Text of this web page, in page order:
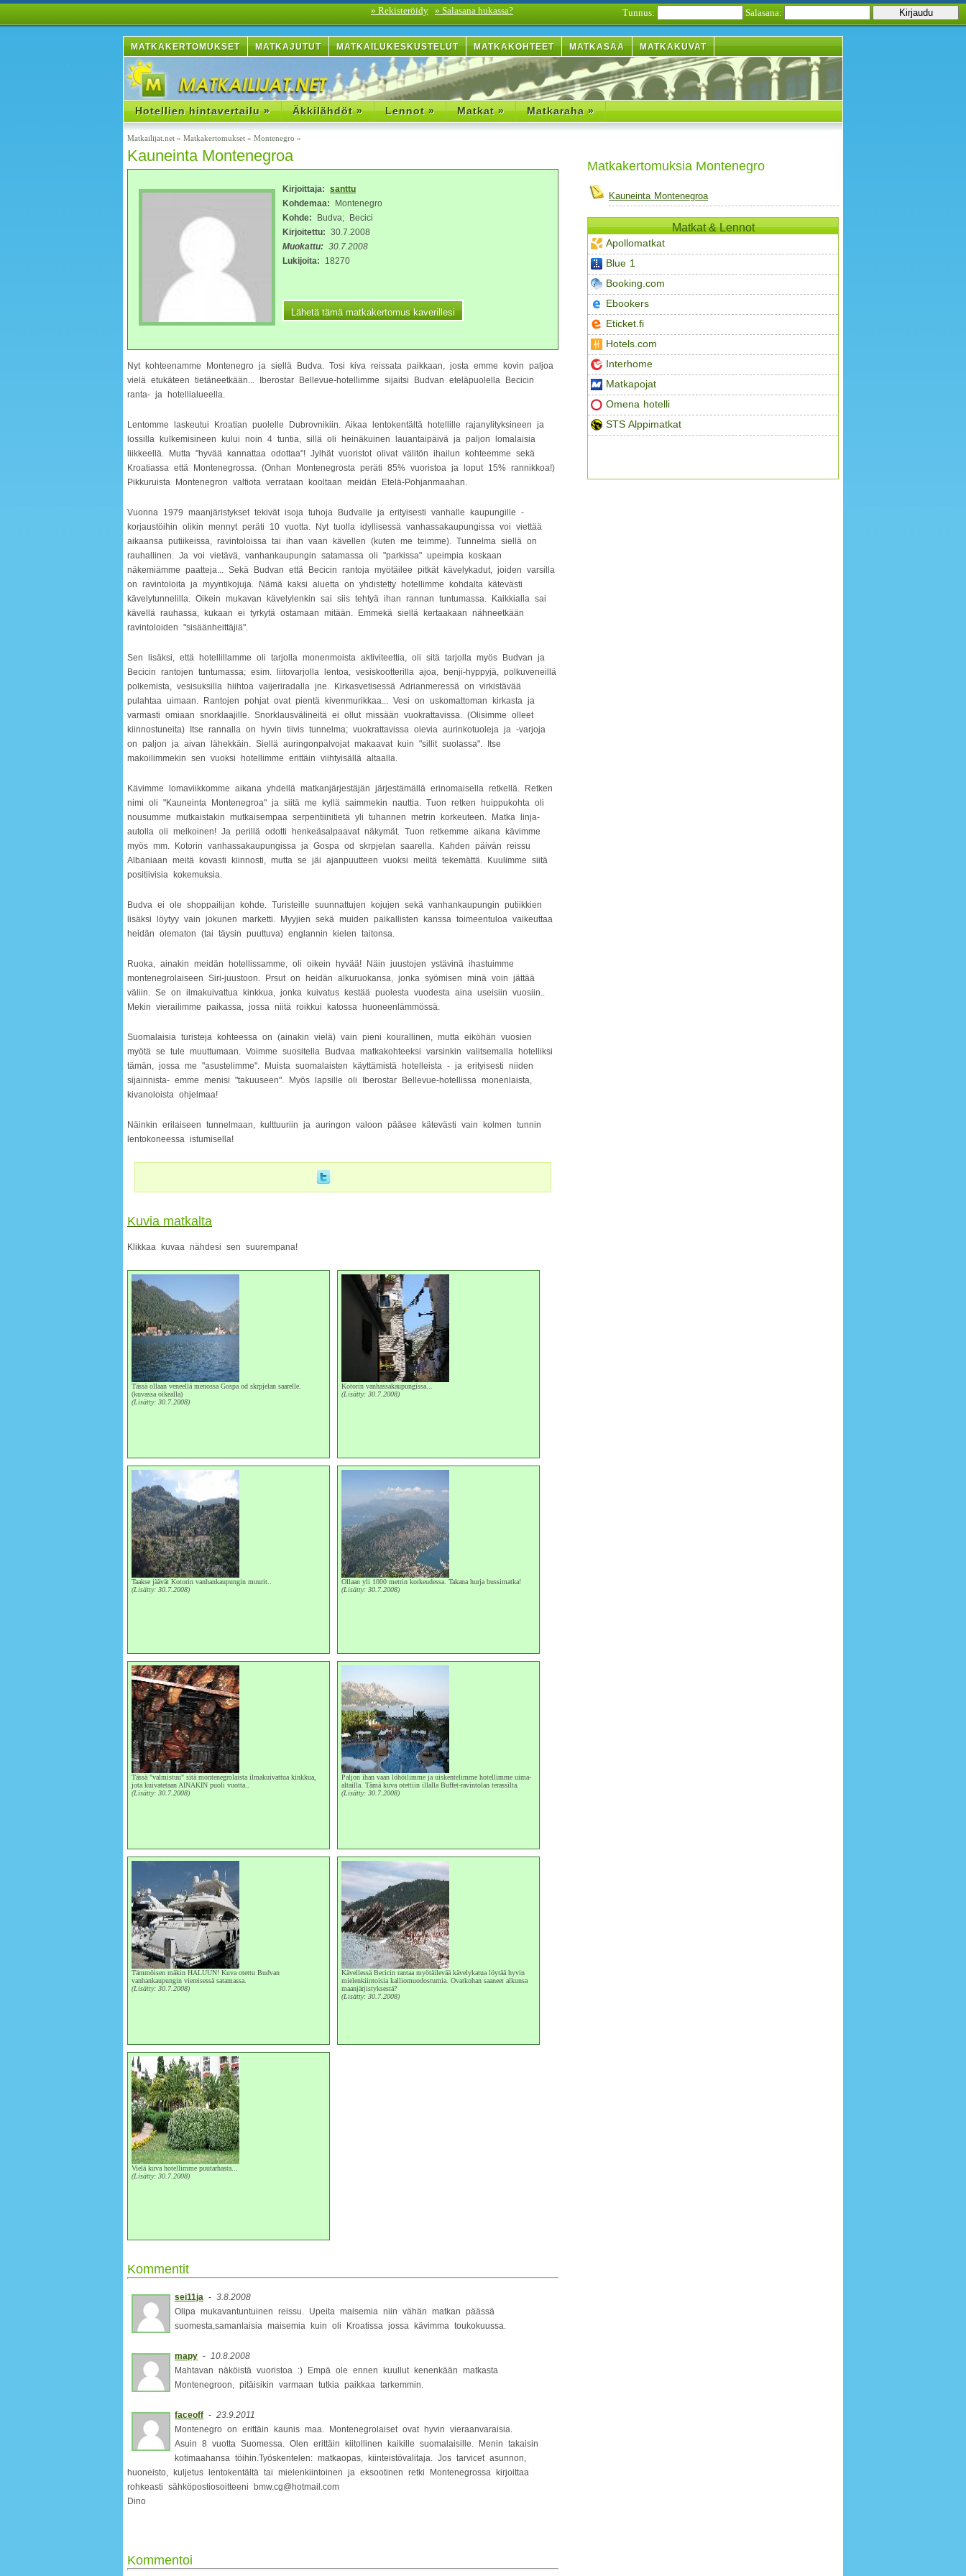
Tunnus: Salasana:
» Rekisteröidy » Salasana hukassa?
MATKAKERTOMUKSET MATKAJUTUT MATKAILUKESKUSTELUT MATKAKOHTEET MATKASÄÄ MATKAKUVAT
Hotellien hintavertailu » Äkkilähdöt » Lennot » Matkat » Matkaraha »
Matkakertomuksia Montenegro
Kauneinta Montenegroa
Matkat & Lennot
Apollomatkat
Blue 1
Booking.com
Ebookers
Eticket.fi
Hotels.com
Interhome
Matkapojat
Omena hotelli
STS Alppimatkat
Matkailijat.net » Matkakertomukset » Montenegro »
Kauneinta Montenegroa
Kirjoittaja: santtu
Kohdemaa: Montenegro
Kohde: Budva; Becici
Kirjoitettu: 30.7.2008
Muokattu: 30.7.2008
Lukijoita: 18270
Nyt kohteenamme Montenegro ja siellä Budva. Tosi kiva reissata paikkaan, josta emme kovin paljoa
vielä etukäteen tietäneetkään... Iberostar Bellevue-hotellimme sijaitsi Budvan eteläpuolella Becicin
ranta- ja hotellialueella.
Lentomme laskeutui Kroatian puolelle Dubrovnikiin. Aikaa lentokentältä hotellille rajanylityksineen ja
lossilla kulkemisineen kului noin 4 tuntia, sillä oli heinäkuinen lauantaipäivä ja paljon lomalaisia
liikkeellä. Mutta "hyvää kannattaa odottaa"! Jylhät vuoristot olivat välitön ihailun kohteemme sekä
Kroatiassa että Montenegrossa. (Onhan Montenegrosta peräti 85% vuoristoa ja loput 15% rannikkoa!)
Pikkuruista Montenegron valtiota verrataan kooltaan meidän Etelä-Pohjanmaahan.
Vuonna 1979 maanjäristykset tekivät isoja tuhoja Budvalle ja erityisesti vanhalle kaupungille -
korjaustöihin olikin mennyt peräti 10 vuotta. Nyt tuolla idyllisessä vanhassakaupungissa voi viettää
aikaansa putiikeissa, ravintoloissa tai ihan vaan kävellen (kuten me teimme). Tunnelma siellä on
rauhallinen. Ja voi vietävä, vanhankaupungin satamassa oli "parkissa" upeimpia koskaan
näkemiämme paatteja... Sekä Budvan että Becicin rantoja myötäilee pitkät kävelykadut, joiden varsilla
on ravintoloita ja myyntikojuja. Nämä kaksi aluetta on yhdistetty hotellimme kohdalta kätevästi
kävelytunnelilla. Oikein mukavan kävelylenkin sai siis tehtyä ihan rannan tuntumassa. Kaikkialla sai
kävellä rauhassa, kukaan ei tyrkytä ostamaan mitään. Emmekä siellä kertaakaan nähneetkään
ravintoloiden "sisäänheittäjiä".
Sen lisäksi, että hotellillamme oli tarjolla monenmoista aktiviteettia, oli sitä tarjolla myös Budvan ja
Becicin rantojen tuntumassa; esim. liitovarjolla lentoa, vesiskootterilla ajoa, benji-hyppyjä, polkuveneillä
polkemista, vesisuksilla hiihtoa vaijeriradalla jne. Kirkasvetisessä Adrianmeressä on virkistävää
pulahtaa uimaan. Rantojen pohjat ovat pientä kivenmurikkaa... Vesi on uskomattoman kirkasta ja
varmasti omiaan snorklaajille. Snorklausvälineitä ei ollut missään vuokrattavissa. (Olisimme olleet
kiinnostuneita) Itse rannalla on hyvin tiivis tunnelma; vuokrattavissa olevia aurinkotuoleja ja -varjoja
on paljon ja aivan lähekkäin. Siellä auringonpalvojat makaavat kuin "sillit suolassa". Itse
makoilimmekin sen vuoksi hotellimme erittäin viihtyisällä altaalla.
Kävimme lomaviikkomme aikana yhdellä matkanjärjestäjän järjestämällä erinomaisella retkellä. Retken
nimi oli "Kauneinta Montenegroa" ja siitä me kyllä saimmekin nauttia. Tuon retken huippukohta oli
nousumme mutkaistakin mutkaisempaa serpentiinitietä yli tuhannen metrin korkeuteen. Matka linja-
autolla oli melkoinen! Ja perillä odotti henkeäsalpaavat näkymät. Tuon retkemme aikana kävimme
myös mm. Kotorin vanhassakaupungissa ja Gospa od skrpjelan saarella. Kahden päivän reissu
Albaniaan meitä kovasti kiinnosti, mutta se jäi ajanpuutteen vuoksi meiltä tekemättä. Kuulimme siitä
positiivisia kokemuksia.
Budva ei ole shoppailijan kohde. Turisteille suunnattujen kojujen sekä vanhankaupungin putiikkien
lisäksi löytyy vain jokunen marketti. Myyjien sekä muiden paikallisten kanssa toimeentuloa vaikeuttaa
heidän olematon (tai täysin puuttuva) englannin kielen taitonsa.
Ruoka, ainakin meidän hotellissamme, oli oikein hyvää! Näin juustojen ystävinä ihastuimme
montenegrolaiseen Siri-juustoon. Prsut on heidän alkuruokansa, jonka syömisen minä voin jättää
väliin. Se on ilmakuivattua kinkkua, jonka kuivatus kestää puolesta vuodesta aina useisiin vuosiin..
Mekin vierailimme paikassa, jossa niitä roikkui katossa huoneenlämmössä.
Suomalaisia turisteja kohteessa on (ainakin vielä) vain pieni kourallinen, mutta eiköhän vuosien
myötä se tule muuttumaan. Voimme suositella Budvaa matkakohteeksi varsinkin valitsemalla hotelliksi
tämän, jossa me "asustelimme". Muista suomalaisten käyttämistä hotelleista - ja erityisesti niiden
sijainnista- emme menisi "takuuseen". Myös lapsille oli Iberostar Bellevue-hotellissa monenlaista,
kivanoloista ohjelmaa!
Näinkin erilaiseen tunnelmaan, kulttuuriin ja auringon valoon pääsee kätevästi vain kolmen tunnin
lentokoneessa istumisella!
Kuvia matkalta
Klikkaa kuvaa nähdesi sen suurempana!
Tässä ollaan veneellä menossa Gospa od skrpjelan saarelle.
(kuvassa oikealla)
(Lisätty: 30.7.2008)
Kotorin vanhassakaupungissa...
(Lisätty: 30.7.2008)
Taakse jäävät Kotorin vanhankaupungin muurit..
(Lisätty: 30.7.2008)
Ollaan yli 1000 metrin korkeudessa. Takana hurja bussimatka!
(Lisätty: 30.7.2008)
Tässä "valmistuu" sitä montenegrolaista ilmakuivattua kinkkua,
jota kuivatetaan AINAKIN puoli vuotta..
(Lisätty: 30.7.2008)
Paljon ihan vaan löhöilimme ja uiskentelimme hotellimme uima-
altailla. Tämä kuva otettiin illalla Buffet-ravintolan terassilta.
(Lisätty: 30.7.2008)
Tämmöisen mäkin HALUUN! Kuva otettu Budvan
vanhankaupungin viereisessä satamassa.
(Lisätty: 30.7.2008)
Kävellessä Becicin rantaa myötäilevää kävelykatua löytää hyvin
mielenkiintoisia kalliomuodostumia. Ovatkohan saaneet alkunsa
maanjärjistyksestä?
(Lisätty: 30.7.2008)
Vielä kuva hotellimme puutarhasta...
(Lisätty: 30.7.2008)
Kommentit
sei11ja - 3.8.2008
Olipa mukavantuntuinen reissu. Upeita maisemia niin vähän matkan päässä
suomesta,samanlaisia maisemia kuin oli Kroatissa jossa kävimma toukokuussa.
mapy - 10.8.2008
Mahtavan näköistä vuoristoa :) Empä ole ennen kuullut kenenkään matkasta
Montenegroon, pitäisikin varmaan tutkia paikkaa tarkemmin.
faceoff - 23.9.2011
Montenegro on erittäin kaunis maa. Montenegrolaiset ovat hyvin vieraanvaraisia.
Asuin 8 vuotta Suomessa. Olen erittäin kiitollinen kaikille suomalaisille. Menin takaisin
kotimaahansa töihin.Työskentelen: matkaopas, kiinteistövalitaja. Jos tarvicet asunnon,
huoneisto, kuljetus lentokentältä tai mielenkiintoinen ja eksootinen retki Montenegrossa kirjoittaa
rohkeasti sähköpostiosoitteeni bmw.cg@hotmail.com
Dino
Kommentoi